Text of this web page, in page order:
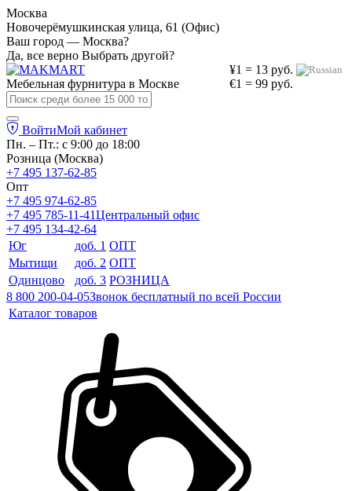
Москва
Новочерёмушкинская улица, 61 (Офис)
Ваш город — Москва?
Да, все верно Выбрать другой?
¥1 = 13 руб.
€1 = 99 руб.
Мебельная фурнитура в Москве
ВойтиМой кабинет
Пн. – Пт.: с 9:00 до 18:00
Розница (Москва)
+7 495 137-62-85
Опт
+7 495 974-62-85
+7 495 785-11-41Центральный офис
+7 495 134-42-64
Юг
доб. 1 ОПТ
Мытищи
доб. 2 ОПТ
Одинцово
доб. 3 РОЗНИЦА
8 800 200-04-05Звонок бесплатный по всей России
Каталог товаров